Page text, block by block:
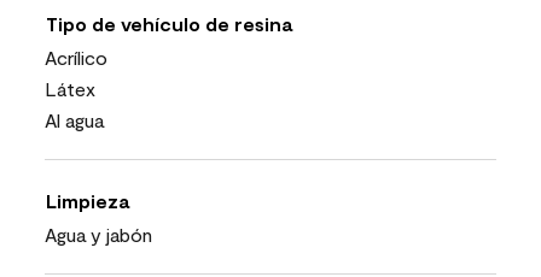
Tipo de vehículo de resina
Acrílico
Látex
Al agua
Limpieza
Agua y jabón